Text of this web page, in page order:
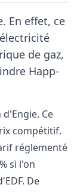
En effet, ce
de gaz,
Happ-
Ce
compétitif.
réglementé
si l'on
De